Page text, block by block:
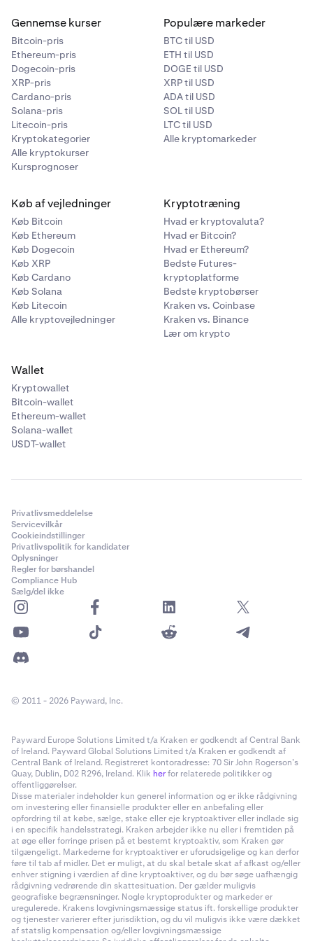
Gennemse kurser
Bitcoin-pris
Ethereum-pris
Dogecoin-pris
XRP-pris
Cardano-pris
Solana-pris
Litecoin-pris
Kryptokategorier
Alle kryptokurser
Kursprognoser
Populære markeder
BTC til USD
ETH til USD
DOGE til USD
XRP til USD
ADA til USD
SOL til USD
LTC til USD
Alle kryptomarkeder
Køb af vejledninger
Køb Bitcoin
Køb Ethereum
Køb Dogecoin
Køb XRP
Køb Cardano
Køb Solana
Køb Litecoin
Alle kryptovejledninger
Kryptotræning
Hvad er kryptovaluta?
Hvad er Bitcoin?
Hvad er Ethereum?
Bedste Futures-
kryptoplatforme
Bedste kryptobørser
Kraken vs. Coinbase
Kraken vs. Binance
Lær om krypto
Wallet
Kryptowallet
Bitcoin-wallet
Ethereum-wallet
Solana-wallet
USDT-wallet
Privatlivsmeddelelse
Servicevilkår
Cookieindstillinger
Privatlivspolitik for kandidater
Oplysninger
Regler for børshandel
Compliance Hub
Sælg/del ikke
© 2011 - 2026 Payward, Inc.
Payward Europe Solutions Limited t/a Kraken er godkendt af Central Bank
of Ireland. Payward Global Solutions Limited t/a Kraken er godkendt af
Central Bank of Ireland. Registreret kontoradresse: 70 Sir John Rogerson’s
Quay, Dublin, D02 R296, Ireland. Klik herfor relaterede politikker og
offentliggørelser.
Disse materialer indeholder kun generel information og er ikke rådgivning
om investering eller finansielle produkter eller en anbefaling eller
opfordring til at købe, sælge, stake eller eje kryptoaktiver eller indlade sig
i en specifik handelsstrategi. Kraken arbejder ikke nu eller i fremtiden på
at øge eller forringe prisen på et bestemt kryptoaktiv, som Kraken gør
tilgængeligt. Markederne for kryptoaktiver er uforudsigelige og kan derfor
føre til tab af midler. Det er muligt, at du skal betale skat af afkast og/eller
enhver stigning i værdien af dine kryptoaktiver, og du bør søge uafhængig
rådgivning vedrørende din skattesituation. Der gælder muligvis
geografiske begrænsninger. Nogle kryptoprodukter og markeder er
uregulerede. Krakens lovgivningsmæssige status ift. forskellige produkter
og tjenester varierer efter jurisdiktion, og du vil muligvis ikke være dækket
af statslig kompensation og/eller lovgivningsmæssige